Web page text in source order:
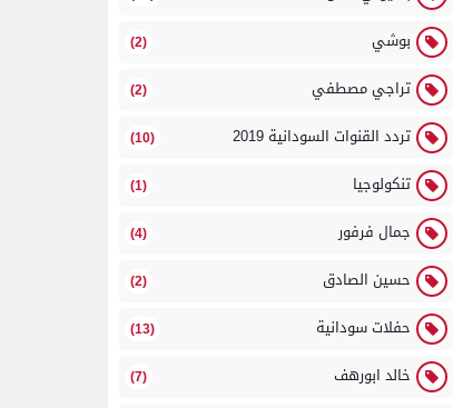
بوشي (2)
تراجي مصطفي (2)
تردد القنوات السودانية 2019 (10)
تنكولوجيا (1)
جمال فرفور (4)
حسين الصادق (2)
حفلات سودانية (13)
خالد ابورهف (7)